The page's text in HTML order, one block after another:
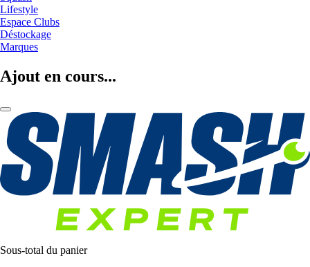
Lifestyle
Espace Clubs
Déstockage
Marques
Ajout en cours...
Sous-total du panier